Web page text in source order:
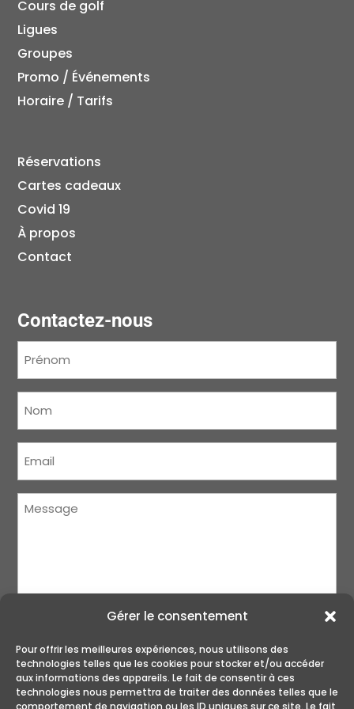
Gérer le consentement
Pour offrir les meilleures expériences, nous utilisons des
technologies telles que les cookies pour stocker et/ou accéder
aux informations des appareils. Le fait de consentir à ces
technologies nous permettra de traiter des données telles que le
comportement de navigation ou les ID uniques sur ce site. Le fait
Cours de golf
Ligues
Groupes
Promo / Événements
Horaire / Tarifs
Réservations
Cartes cadeaux
Covid 19
À propos
Contact
Contactez-nous
Message
ENVOYER